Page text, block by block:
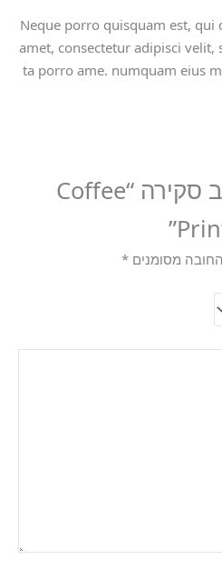
Neque porro quisquam est,
amet, consectetur adipisci
ta porro ame. numquam eius
היה הראשון לכתוב סקירה “Coffee
מסומנים *